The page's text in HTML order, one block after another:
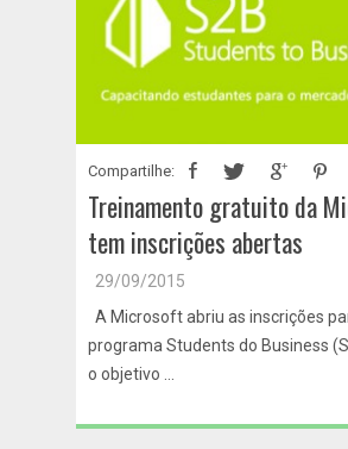
Compartilhe:
Treinamento gratuito da
tem inscrições abertas
29/09/2015
A Microsoft abriu as inscrições
programa Students do Business
o objetivo ...